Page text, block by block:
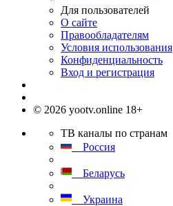
Для пользователей
О сайте
Правообладателям
Условия использования
Конфиденциальность
Вход и регистрация
© 2026 yootv.online 18+
ТВ каналы по странам
Россия
Беларусь
Украина